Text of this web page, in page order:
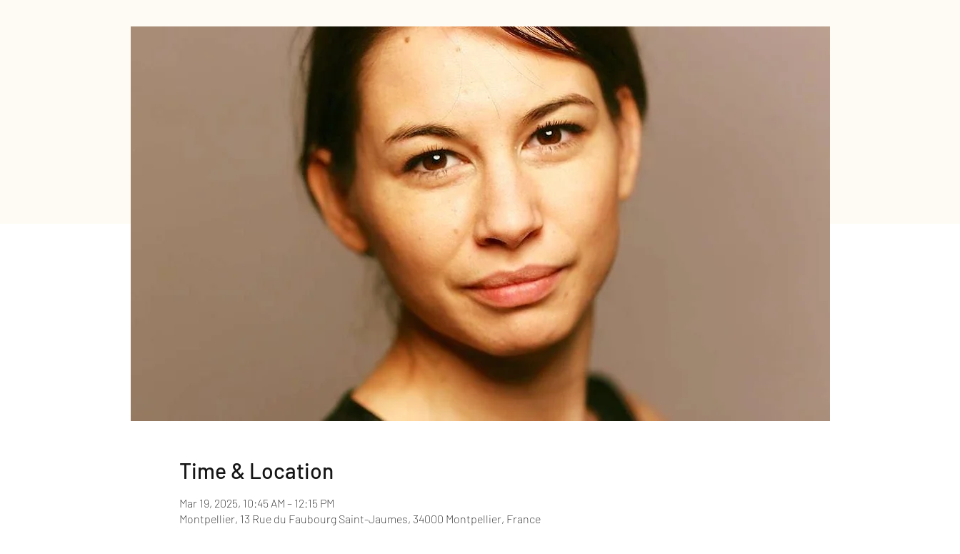
Time & Location
Mar 19, 2025, 10:45 AM – 12:15 PM
Montpellier, 13 Rue du Faubourg Saint-Jaumes, 34000 Montpellier, France